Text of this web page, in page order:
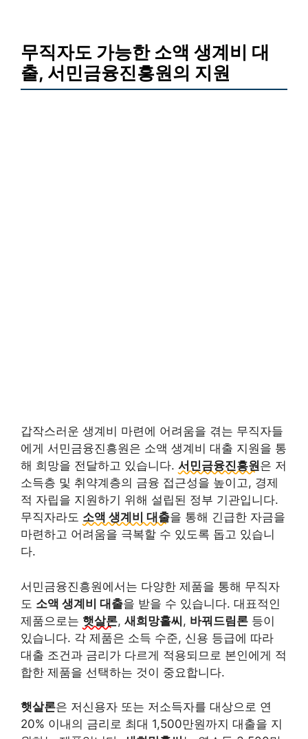
무직자도 가능한 소액 생계비 대
출, 서민금융진흥원의 지원
갑작스러운 생계비 마련에 어려움을 겪는 무직자들
에게 서민금융진흥원은 소액 생계비 대출 지원을 통
해 희망을 전달하고 있습니다. 서민금융진흥원은 저
소득층 및 취약계층의 금융 접근성을 높이고, 경제
적 자립을 지원하기 위해 설립된 정부 기관입니다.
무직자라도 소액 생계비 대출을 통해 긴급한 자금을
마련하고 어려움을 극복할 수 있도록 돕고 있습니
다.
서민금융진흥원에서는 다양한 제품을 통해 무직자
도 소액 생계비 대출을 받을 수 있습니다. 대표적인
제품으로는 햇살론, 새희망홀씨, 바꿔드림론 등이
있습니다. 각 제품은 소득 수준, 신용 등급에 따라
대출 조건과 금리가 다르게 적용되므로 본인에게 적
합한 제품을 선택하는 것이 중요합니다.
햇살론은 저신용자 또는 저소득자를 대상으로 연
20% 이내의 금리로 최대 1,500만원까지 대출을 지